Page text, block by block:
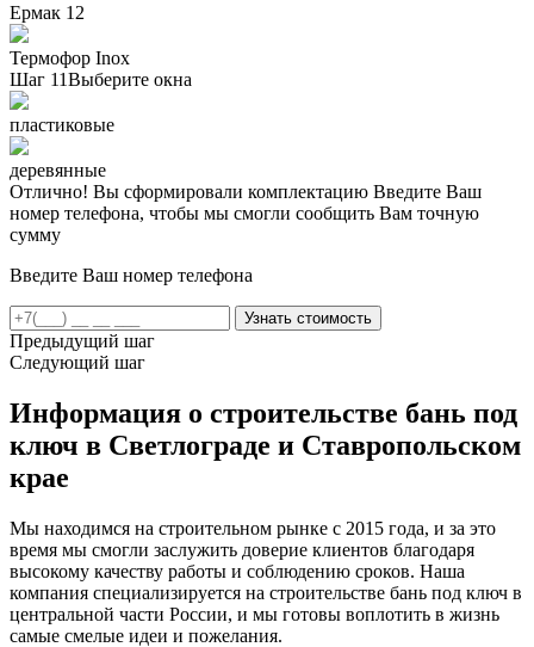
Ермак 12
Термофор Inox
Шаг 11Выберите окна
пластиковые
деревянные
Отлично! Вы сформировали комплектацию Введите Ваш
номер телефона, чтобы мы смогли сообщить Вам точную
сумму
Введите Ваш номер телефона
Предыдущий шаг
Следующий шаг
Информация о строительстве бань под
ключ в Светлограде и Ставропольском
крае
Мы находимся на строительном рынке с 2015 года, и за это
время мы смогли заслужить доверие клиентов благодаря
высокому качеству работы и соблюдению сроков. Наша
компания специализируется на строительстве бань под ключ в
центральной части России, и мы готовы воплотить в жизнь
самые смелые идеи и пожелания.